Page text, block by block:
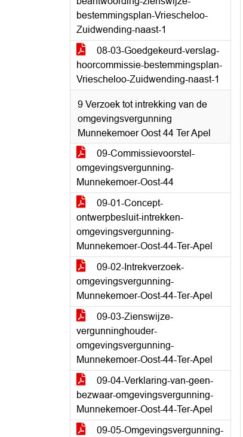
bestemmingsplan-Vriescheloo-
Zuidwending-naast-1
08-03-Goedgekeurd-verslag-
hoorcommissie-bestemmingsplan-
Vriescheloo-Zuidwending-naast-1
9 Verzoek tot intrekking van de
omgevingsvergunning
Munnekemoer Oost 44 Ter Apel
09-Commissievoorstel-
omgevingsvergunning-
Munnekemoer-Oost-44
09-01-Concept-
ontwerpbesluit-intrekken-
omgevingsvergunning-
Munnekemoer-Oost-44-Ter-Apel
09-02-Intrekverzoek-
omgevingsvergunning-
Munnekemoer-Oost-44-Ter-Apel
09-03-Zienswijze-
vergunninghouder-
omgevingsvergunning-
Munnekemoer-Oost-44-Ter-Apel
09-04-Verklaring-van-geen-
bezwaar-omgevingsvergunning-
Munnekemoer-Oost-44-Ter-Apel
09-05-Omgevingsvergunning-